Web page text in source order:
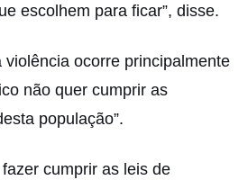
escolhem para ficar”, disse.
violência ocorre principalmente
não quer cumprir as
população”.
cumprir as leis de